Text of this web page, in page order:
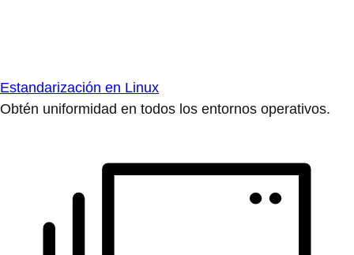
Estandarización en Linux
Obtén uniformidad en todos los entornos operativos.